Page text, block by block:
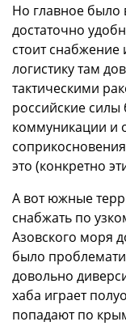
Но главное было
достаточно
стоит снабжение
логистику там
тактическими
российские
коммуникации и
это (конкретно
А вот южные
снабжать по
Азовского моря
было
довольно
хаба играет
попадают по